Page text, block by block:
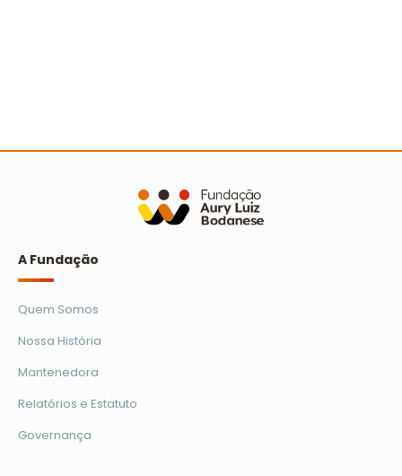
A Turminha da Reciclagem marca 25 anos com
Ler mais
A Fundação
Quem Somos
Nossa História
Mantenedora
Relatórios e Estatuto
Governança